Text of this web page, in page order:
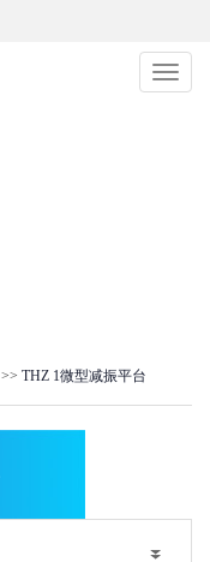
切
换
>> THZ 1微型减振平台